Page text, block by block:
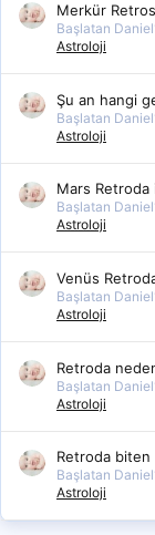
Merkür
Başlatan
Astroloji
Şu an hangi
Başlatan
Astroloji
Mars Retroda
Başlatan
Astroloji
Venüs
Başlatan
Astroloji
Retroda
Başlatan
Astroloji
Retroda biten
Başlatan
Astroloji